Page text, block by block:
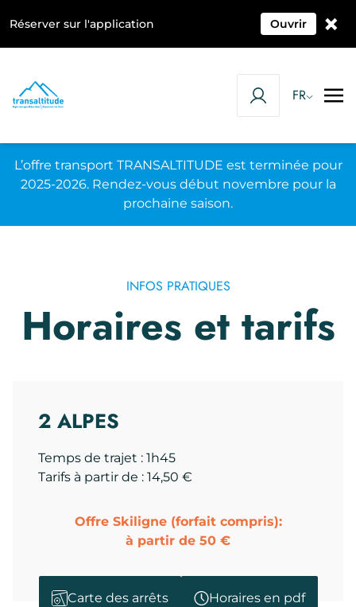
Réserver sur l'application Ouvrir ×
FR
L’offre transport TRANSALTITUDE est terminée pour
2025-2026. Rendez-vous début novembre pour la
prochaine saison.
INFOS PRATIQUES
Horaires et tarifs
2 ALPES
Temps de trajet : 1h45
Tarifs à partir de : 14,50 €
Offre Skiligne (forfait compris):
à partir de 50 €
Carte des arrêts Horaires en pdf